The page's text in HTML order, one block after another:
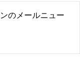
のメールニュー